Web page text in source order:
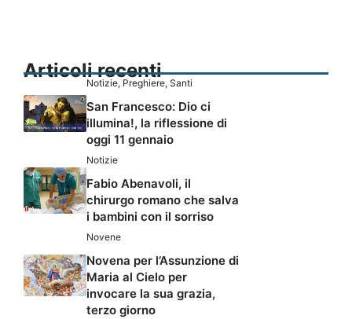
Articoli recenti
Notizie, Preghiere, Santi
San Francesco: Dio ci
illumina!, la riflessione di
oggi 11 gennaio
Notizie
Fabio Abenavoli, il
chirurgo romano che salva
i bambini con il sorriso
Novene
Novena per l’Assunzione di
Maria al Cielo per
invocare la sua grazia,
terzo giorno